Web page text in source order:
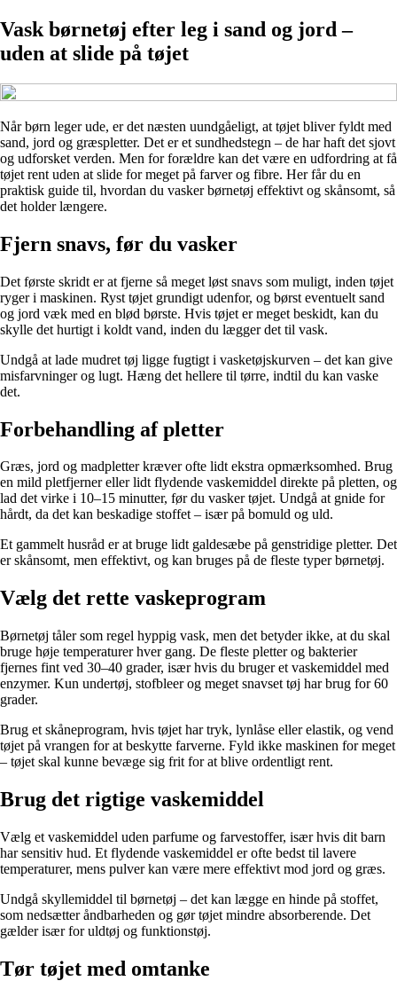
Vask børnetøj efter leg i sand og jord –
uden at slide på tøjet
Når børn leger ude, er det næsten uundgåeligt, at tøjet bliver fyldt med
sand, jord og græspletter. Det er et sundhedstegn – de har haft det sjovt
og udforsket verden. Men for forældre kan det være en udfordring at få
tøjet rent uden at slide for meget på farver og fibre. Her får du en
praktisk guide til, hvordan du vasker børnetøj effektivt og skånsomt, så
det holder længere.
Fjern snavs, før du vasker
Det første skridt er at fjerne så meget løst snavs som muligt, inden tøjet
ryger i maskinen. Ryst tøjet grundigt udenfor, og børst eventuelt sand
og jord væk med en blød børste. Hvis tøjet er meget beskidt, kan du
skylle det hurtigt i koldt vand, inden du lægger det til vask.
Undgå at lade mudret tøj ligge fugtigt i vasketøjskurven – det kan give
misfarvninger og lugt. Hæng det hellere til tørre, indtil du kan vaske
det.
Forbehandling af pletter
Græs, jord og madpletter kræver ofte lidt ekstra opmærksomhed. Brug
en mild pletfjerner eller lidt flydende vaskemiddel direkte på pletten, og
lad det virke i 10–15 minutter, før du vasker tøjet. Undgå at gnide for
hårdt, da det kan beskadige stoffet – især på bomuld og uld.
Et gammelt husråd er at bruge lidt galdesæbe på genstridige pletter. Det
er skånsomt, men effektivt, og kan bruges på de fleste typer børnetøj.
Vælg det rette vaskeprogram
Børnetøj tåler som regel hyppig vask, men det betyder ikke, at du skal
bruge høje temperaturer hver gang. De fleste pletter og bakterier
fjernes fint ved 30–40 grader, især hvis du bruger et vaskemiddel med
enzymer. Kun undertøj, stofbleer og meget snavset tøj har brug for 60
grader.
Brug et skåneprogram, hvis tøjet har tryk, lynlåse eller elastik, og vend
tøjet på vrangen for at beskytte farverne. Fyld ikke maskinen for meget
– tøjet skal kunne bevæge sig frit for at blive ordentligt rent.
Brug det rigtige vaskemiddel
Vælg et vaskemiddel uden parfume og farvestoffer, især hvis dit barn
har sensitiv hud. Et flydende vaskemiddel er ofte bedst til lavere
temperaturer, mens pulver kan være mere effektivt mod jord og græs.
Undgå skyllemiddel til børnetøj – det kan lægge en hinde på stoffet,
som nedsætter åndbarheden og gør tøjet mindre absorberende. Det
gælder især for uldtøj og funktionstøj.
Tør tøjet med omtanke